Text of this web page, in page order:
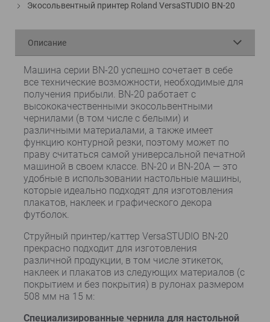
Экосольвентный принтер Roland VersaSTUDIO BN-20
Описание
Машина серии BN-20 успешно сочетает в себе
все технические возможности, необходимые для
получения прибыли. BN-20 работает с
высококачественными экосольвентными
чернилами (в том числе с белыми) и
различными материалами, а также имеет
функцию контурной резки, поэтому может по
праву считаться самой универсальной печатной
машиной в своем классе. BN-20 и BN-20A — это
удобные в использовании настольные машины,
которые идеально подходят для изготовления
плакатов, наклеек и графического декора
футболок.
Струйный принтер/каттер VersaSTUDIO BN-20
прекрасно подходит для изготовления
различной продукции, в том числе этикеток,
наклеек и плакатов из следующих материалов (с
покрытием и без покрытия) в рулонах размером
508 мм на 15 м:
Специализированные чернила для настольной